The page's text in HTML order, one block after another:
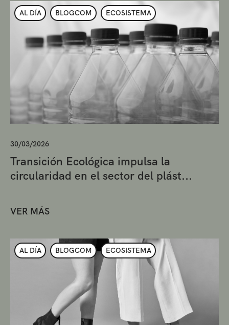
AL DÍA BLOGCOM ECOSISTEMA
30/03/2026
Transición Ecológica impulsa la
circularidad en el sector del plást...
VER MÁS
AL DÍA BLOGCOM ECOSISTEMA